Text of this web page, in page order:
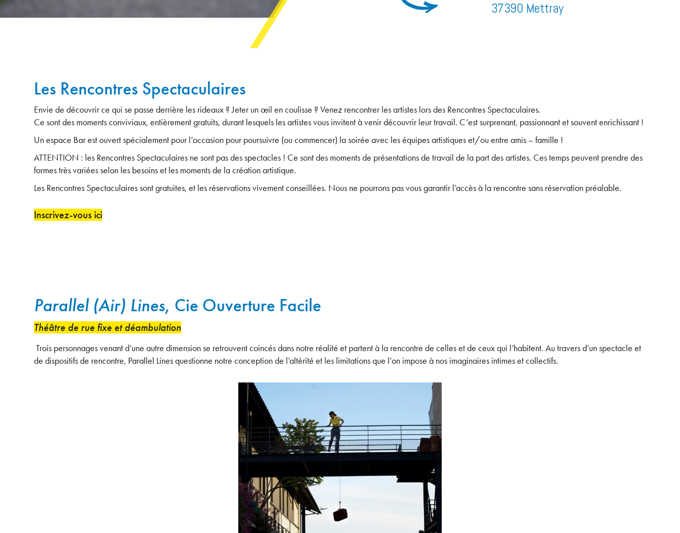
37390 Mettray
Les Rencontres Spectaculaires
Envie de découvrir ce qui se passe derrière les rideaux ? Jeter un œil en coulisse ? Venez rencontrer les artistes lors des Rencontres Spectaculaires.
Ce sont des moments conviviaux, entièrement gratuits, durant lesquels les artistes vous invitent à venir découvrir leur travail. C’est surprenant, passionnant et souvent enrichissant !
Un espace Bar est ouvert spécialement pour l’occasion pour poursuivre (ou commencer) la soirée avec les équipes artistiques et/ou entre amis – famille !
ATTENTION : les Rencontres Spectaculaires ne sont pas des spectacles ! Ce sont des moments de présentations de travail de la part des artistes. Ces temps peuvent prendre des
formes très variées selon les besoins et les moments de la création artistique.
Les Rencontres Spectaculaires sont gratuites, et les réservations vivement conseillées. Nous ne pourrons pas vous garantir l’accès à la rencontre sans réservation préalable.
Inscrivez-vous ici
Parallel (Air) Lines, Cie Ouverture Facile
Théâtre de rue fixe et déambulation
Trois personnages venant d’une autre dimension se retrouvent coincés dans notre réalité et partent à la rencontre de celles et de ceux qui l’habitent. Au travers d’un spectacle et
de dispositifs de rencontre, Parallel Lines questionne notre conception de l’altérité et les limitations que l’on impose à nos imaginaires intimes et collectifs.